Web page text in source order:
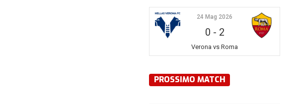
24 Mag 2026
0 - 2
Verona vs Roma
PROSSIMO MATCH